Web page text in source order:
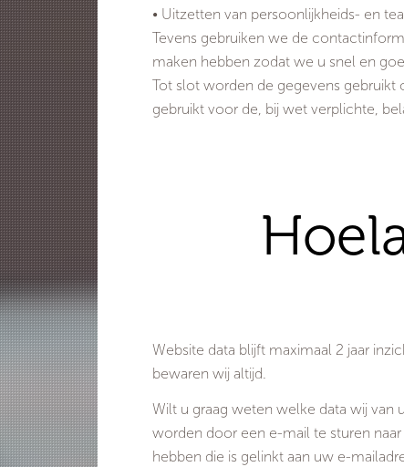
• Uitzetten van persoonlijkheids- en
Tevens gebruiken we de
maken hebben zodat we u snel en
Tot slot worden de gegevens gebruikt
gebruikt voor de, bij wet verplichte,
Website data blijft maximaal 2 jaar
bewaren wij altijd.
Wilt u graag weten welke data wij van
worden door een e-mail te sturen
hebben die is gelinkt aan uw e-